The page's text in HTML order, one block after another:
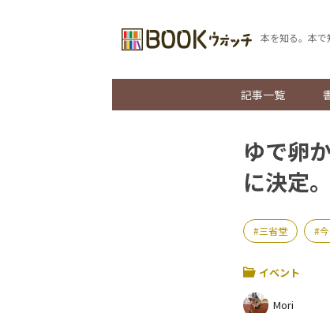
本を知る。本で
記事一覧
ゆで卵
に決定。
三省堂
イベント
Mori